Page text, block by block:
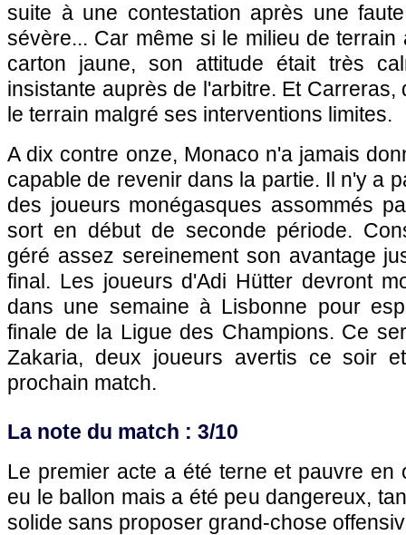
suite à une contestation après une
sévère... Car même si le milieu de terrain
carton jaune, son attitude était très
insistante auprès de l'arbitre. Et Carreras,
le terrain malgré ses interventions limites.
A dix contre onze, Monaco n'a jamais
capable de revenir dans la partie. Il n'y a
des joueurs monégasques assommés
sort en début de seconde période.
géré assez sereinement son avantage
final. Les joueurs d'Adi Hütter devront
dans une semaine à Lisbonne pour
finale de la Ligue des Champions. Ce
Zakaria, deux joueurs avertis ce soir
prochain match.
La note du match : 3/10
Le premier acte a été terne et pauvre en
eu le ballon mais a été peu dangereux,
solide sans proposer grand-chose